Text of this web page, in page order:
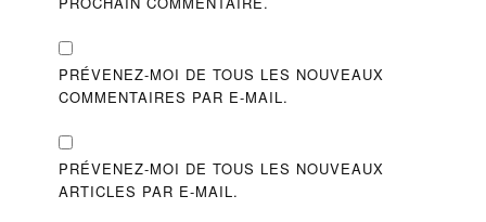
PRÉVENEZ-MOI DE TOUS LES NOUVEAUX
COMMENTAIRES PAR E-MAIL.
PRÉVENEZ-MOI DE TOUS LES NOUVEAUX
ARTICLES PAR E-MAIL.